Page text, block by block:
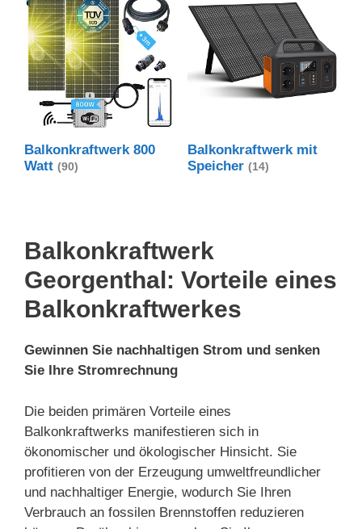
Balkonkraftwerk 800
Watt (90)
Balkonkraftwerk mit
Speicher (14)
Balkonkraftwerk
Georgenthal: Vorteile eines
Balkonkraftwerkes
Gewinnen Sie nachhaltigen Strom und senken
Sie Ihre Stromrechnung
Die beiden primären Vorteile eines
Balkonkraftwerks manifestieren sich in
ökonomischer und ökologischer Hinsicht. Sie
profitieren von der Erzeugung umweltfreundlicher
und nachhaltiger Energie, wodurch Sie Ihren
Verbrauch an fossilen Brennstoffen reduzieren